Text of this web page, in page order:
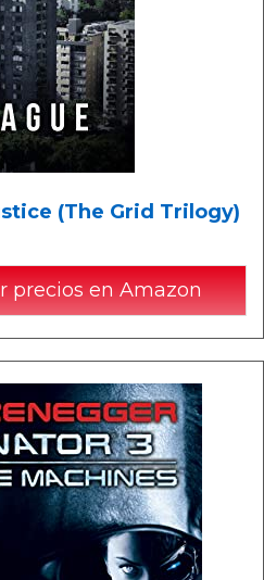
(The Grid Trilogy)
precios en Amazon